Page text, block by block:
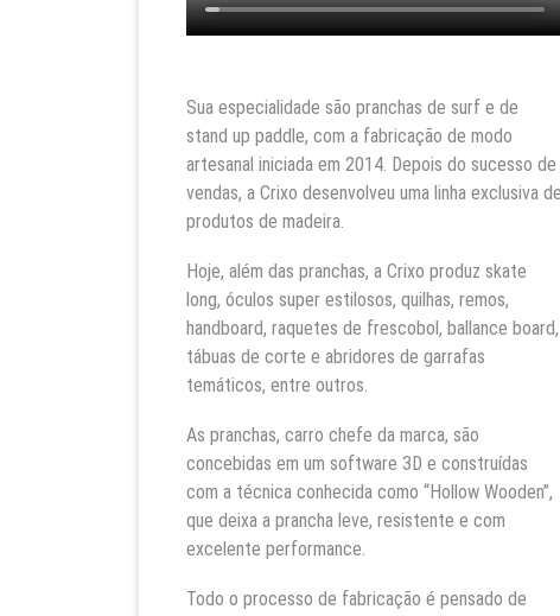
Sua especialidade são pranchas de surf e de
stand up paddle, com a fabricação de modo
artesanal iniciada em 2014. Depois do sucesso de
vendas, a Crixo desenvolveu uma linha exclusiva de
produtos de madeira.
Hoje, além das pranchas, a Crixo produz skate
long, óculos super estilosos, quilhas, remos,
handboard, raquetes de frescobol, ballance board,
tábuas de corte e abridores de garrafas
temáticos, entre outros.
As pranchas, carro chefe da marca, são
concebidas em um software 3D e construídas
com a técnica conhecida como “Hollow Wooden”,
que deixa a prancha leve, resistente e com
excelente performance.
Todo o processo de fabricação é pensado de